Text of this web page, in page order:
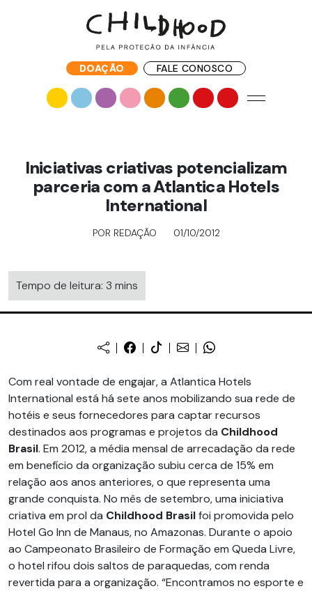
DOAÇÃO FALE CONOSCO
Iniciativas criativas potencializam
parceria com a Atlantica Hotels
International
POR REDAÇÃO 01/10/2012
Tempo de leitura: 3 mins
Com real vontade de engajar, a Atlantica Hotels
International está há sete anos mobilizando sua rede de
hotéis e seus fornecedores para captar recursos
destinados aos programas e projetos da Childhood
Brasil. Em 2012, a média mensal de arrecadação da rede
em benefício da organização subiu cerca de 15% em
relação aos anos anteriores, o que representa uma
grande conquista. No mês de setembro, uma iniciativa
criativa em prol da Childhood Brasilfoi promovida pelo
Hotel Go Inn de Manaus, no Amazonas. Durante o apoio
ao Campeonato Brasileiro de Formação em Queda Livre,
o hotel rifou dois saltos de paraquedas, com renda
revertida para a organização. “Encontramos no esporte e